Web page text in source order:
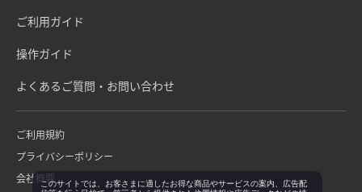
ご利用ガイド
操作ガイド
よくあるご質問・お問い合わせ
ご利用規約
プライバシーポリシー
会社概要このサイトでは、お客さまに適したお得な商品やサービスの案内、広告配